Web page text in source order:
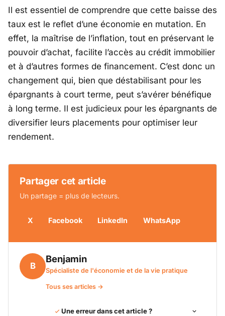
Il est essentiel de comprendre que cette baisse des
taux est le reflet d’une économie en mutation. En
effet, la maîtrise de l’inflation, tout en préservant le
pouvoir d’achat, facilite l’accès au crédit immobilier
et à d’autres formes de financement. C’est donc un
changement qui, bien que déstabilisant pour les
épargnants à court terme, peut s’avérer bénéfique
à long terme. Il est judicieux pour les épargnants de
diversifier leurs placements pour optimiser leur
rendement.
Partager cet article
Un partage = plus de lecteurs.
X Facebook LinkedIn WhatsApp
B
Benjamin
Spécialiste de l'économie et de la vie pratique
Tous ses articles →
Une erreur dans cet article ?